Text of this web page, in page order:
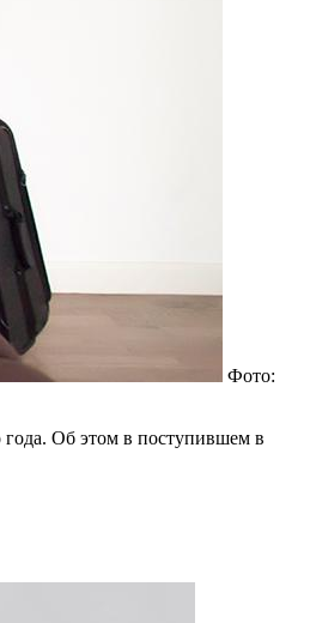
Фото:
Об этом в поступившем в